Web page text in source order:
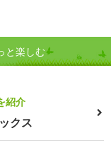
と楽しむ
紹介
クス